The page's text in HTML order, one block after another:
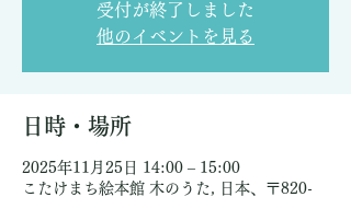
受付が終了しました
他のイベントを見る
日時・場所
2025年11月25日 14:00 – 15:00
こたけまち絵本館 木のうた, 日本、〒820-